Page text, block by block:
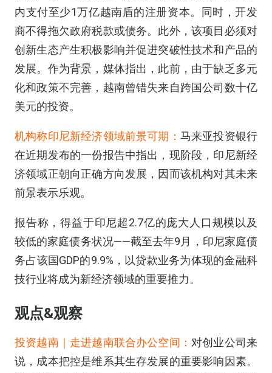
内支付至少1万亿越南盾的注册资本。同时，开发
商不得拖欠政府税款或债务。此外，该项目必须对
创新生态产生积极影响并促进突破性技术和产品的
发展。作为背景，媒体指出，此前，由于缺乏多元
化和政策不完善，越南曾错失来自跨国公司数十亿
美元的投资。
机构称印尼新经济领域前景可期： 马来亚投资银行
在近期发布的一份报告中指出，现阶段，印尼新经
济领域正朝向正确方向发展，因而该机构对其未来
前景表示乐观。
报告称，得益于印尼超2.7亿的庞大人口规模以及
较低的家庭债务状况——截至去年9月，印尼家庭债
务占该国GDP的9.9%，以贷款业务为体现的金融科
技行业将成为新经济领域的重要推力。
观点&观察
投资越南｜走进越南联合办公空间： 对创业公司来
说，成本把控是维系其生存发展的重要影响因素。